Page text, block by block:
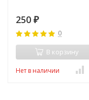
250 ₽
0
В корзину
Нет в наличии